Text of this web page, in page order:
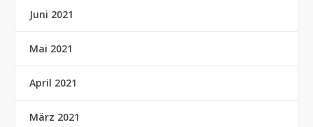
Juni 2021
Mai 2021
April 2021
März 2021